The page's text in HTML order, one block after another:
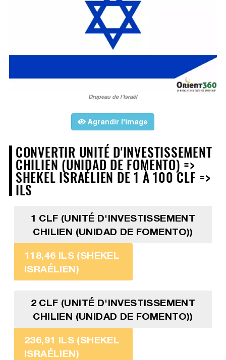
Drapeau de l'Israël
Agrandir l'image
CONVERTIR UNITÉ D'INVESTISSEMENT
CHILIEN (UNIDAD DE FOMENTO) =>
SHEKEL ISRAÉLIEN DE 1 À 100 CLF =>
ILS
1 CLF (UNITÉ D'INVESTISSEMENT
CHILIEN (UNIDAD DE FOMENTO))
118,46 ILS (SHEKEL
ISRAÉLIEN)
2 CLF (UNITÉ D'INVESTISSEMENT
CHILIEN (UNIDAD DE FOMENTO))
236,91 ILS (SHEKEL
ISRAÉLIEN)